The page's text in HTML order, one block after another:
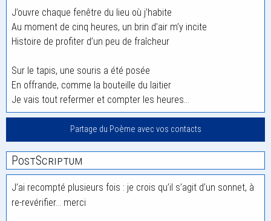
J’ouvre chaque fenêtre du lieu où j’habite
Au moment de cinq heures, un brin d’air m’y incite
Histoire de profiter d’un peu de fraîcheur
Sur le tapis, une souris a été posée
En offrande, comme la bouteille du laitier
Je vais tout refermer et compter les heures…
Partage du Poème avec vos contacts
PostScriptum
J’ai recompté plusieurs fois : je crois qu’il s’agit d’un sonnet, à
re-revérifier… merci